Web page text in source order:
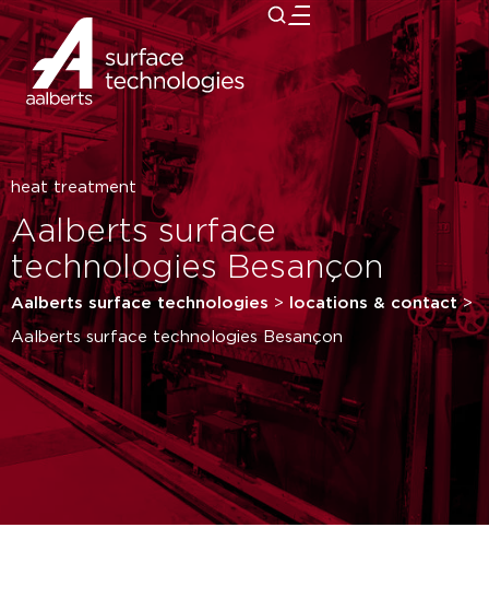
close
heat treatment
Aalberts surface
technologies Besançon
Aalberts surface technologies > locations & contact>
Aalberts surface technologies Besançon